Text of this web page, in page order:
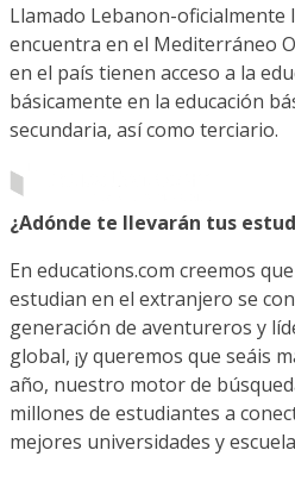
Llamado Lebanon-oficialmente
encuentra en el Mediterráneo
en el país tienen acceso a la
básicamente en la educación
secundaria, así como terciario.
¿Adónde te llevarán tus
En educations.com creemos
estudian en el extranjero se
generación de aventureros y
global, ¡y queremos que seáis
año, nuestro motor de
millones de estudiantes a
mejores universidades y